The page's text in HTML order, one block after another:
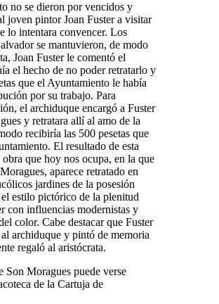
no se dieron por vencidos y
joven pintor Joan Fuster a visitar
lo intentara convencer. Los
se mantuvieron, de modo
Joan Fuster le comentó el
el hecho de no poder retratarlo y
que el Ayuntamiento le había
por su trabajo. Para
el archiduque encargó a Fuster
y retratara allí al amo de la
recibiría las 500 pesetas que
El resultado de esta
que hoy nos ocupa, en la que
aparece retratado en
jardines de la posesión
estilo pictórico de la plenitud
con influencias modernistas y
color. Cabe destacar que Fuster
archiduque y pintó de memoria
regaló al aristócrata.
Son Moragues puede verse
de la Cartuja de